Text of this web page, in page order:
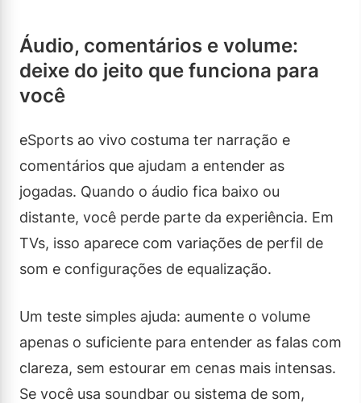
Áudio, comentários e volume:
deixe do jeito que funciona para
você
eSports ao vivo costuma ter narração e
comentários que ajudam a entender as
jogadas. Quando o áudio fica baixo ou
distante, você perde parte da experiência. Em
TVs, isso aparece com variações de perfil de
som e configurações de equalização.
Um teste simples ajuda: aumente o volume
apenas o suficiente para entender as falas com
clareza, sem estourar em cenas mais intensas.
Se você usa soundbar ou sistema de som,